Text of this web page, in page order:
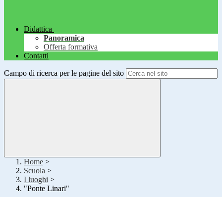
Didattica
Panoramica
Offerta formativa
Contatti
Campo di ricerca per le pagine del sito
Home >
Scuola >
I luoghi >
"Ponte Linari"